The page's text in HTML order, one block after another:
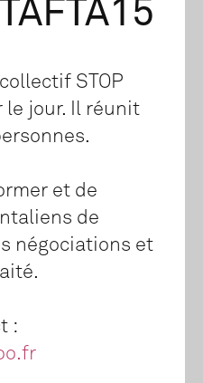
STOP
le jour. Il réunit
et de
de
négociations et
: